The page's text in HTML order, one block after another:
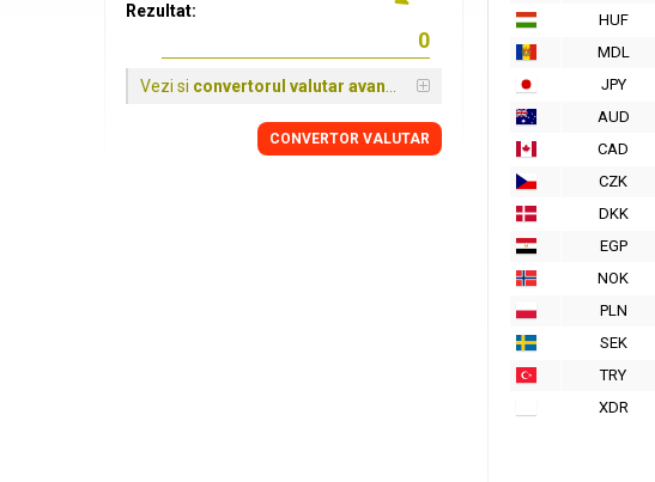
HUF
MDL
JPY
AUD
CAD
CZK
DKK
EGP
NOK
PLN
SEK
TRY
XDR
Rezultat:
Vezi si convertorul valutar avansat
CONVERTOR VALUTAR